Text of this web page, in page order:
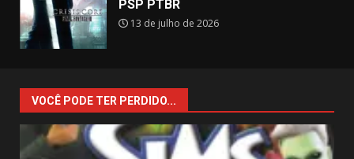
PSP PTBR
13 de julho de 2026
VOCÊ PODE TER PERDIDO...